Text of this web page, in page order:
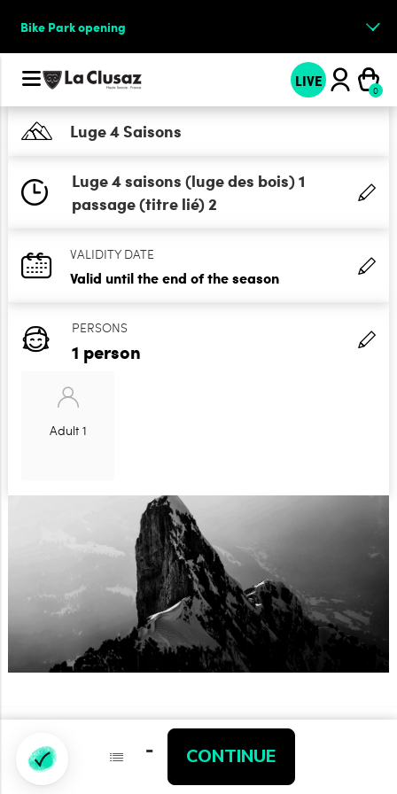
Bike Park opening
LIVE
Luge 4 Saisons
Luge 4 saisons (luge des bois) 1
passage (titre lié) 2
VALIDITY DATE
Valid until the end of the season
PERSONS
1 person
Adult 1
- CONTINUE
- CONTINUE